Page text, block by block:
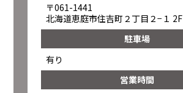
〒061-1441
北海道恵庭市住吉町２丁目２−１ 2F
駐車場
有り
営業時間